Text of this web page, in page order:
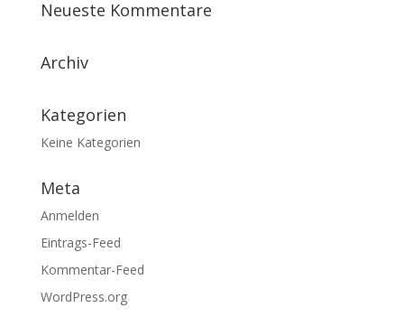
Neueste Kommentare
Archiv
Kategorien
Keine Kategorien
Meta
Anmelden
Eintrags-Feed
Kommentar-Feed
WordPress.org